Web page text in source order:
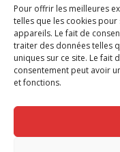
Pour offrir les meilleures
telles que les cookies
appareils. Le fait de
traiter des données telles
uniques sur ce site. Le fait
consentement peut avoir
et fonctions.
Chèque Compta
Chèque Emploi
G-Pods
Profession Audio-
Le Cahier Pro